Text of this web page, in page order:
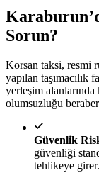
Sorun?
Korsan taksi, resmi
yapılan
yerleşim
olumsuzluğu
Güvenlik
güvenliği
tehlikeye girer.